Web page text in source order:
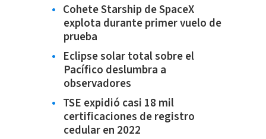
Cohete Starship de SpaceX
explota durante primer vuelo de
prueba
Eclipse solar total sobre el
Pacífico deslumbra a
observadores
TSE expidió casi 18 mil
certificaciones de registro
cedular en 2022